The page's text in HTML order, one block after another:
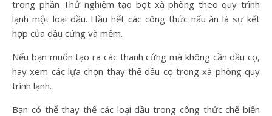
trong phần Thử nghiệm tạo bọt xà phòng theo quy trình
lạnh một loại dầu. Hầu hết các công thức nấu ăn là sự kết
hợp của dầu cứng và mềm.
Nếu bạn muốn tạo ra các thanh cứng mà không cần dầu cọ,
hãy xem các lựa chọn thay thế dầu cọ trong xà phòng quy
trình lạnh.
Bạn có thể thay thế các loại dầu trong công thức chế biến